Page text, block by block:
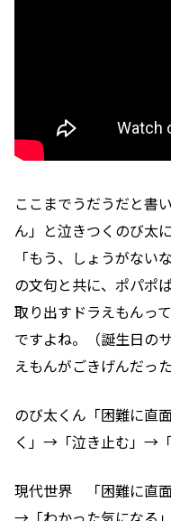
ここまでうだうだと書
ん」と泣きつくのび太
「もう、しょうがない
の文句と共に、ポパポ
取り出すドラえもんっ
ですよね。（誕生日の
えもんがごきげんだっ
のび太くん「困難に直
く」→「泣き止む」→「
現代世界 「困難に直